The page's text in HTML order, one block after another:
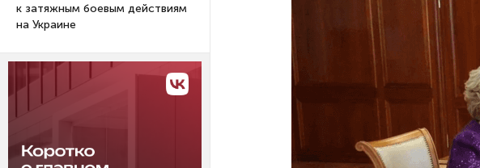
к затяжным боевым действиям
на Украине